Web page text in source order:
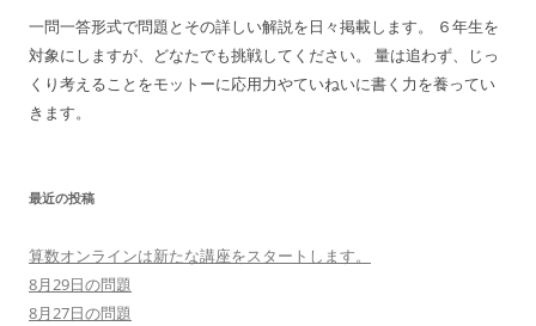
ョ
ン
一問一答形式で問題とその詳しい解説を日々掲載します。 ６年生を
対象にしますが、どなたでも挑戦してください。 量は追わず、じっ
くり考えることをモットーに応用力やていねいに書く力を養ってい
きます。
最近の投稿
算数オンラインは新たな講座をスタートします。
8月29日の問題
8月27日の問題